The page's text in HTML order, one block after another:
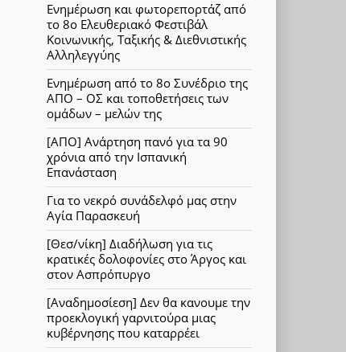
Ενημέρωση και φωτορεπορτάζ από
το 8ο Ελευθεριακό Φεστιβάλ
Κοινωνικής, Ταξικής & Διεθνιστικής
Αλληλεγγύης
Ενημέρωση από το 8ο Συνέδριο της
ΑΠΟ – ΟΣ και τοποθετήσεις των
ομάδων – μελών της
[ΑΠΟ] Ανάρτηση πανό για τα 90
χρόνια από την Ισπανική
Επανάσταση
Για το νεκρό συνάδελφό μας στην
Αγία Παρασκευή
[Θεσ/νίκη] Διαδήλωση για τις
κρατικές δολοφονίες στο Άργος και
στον Ασπρόπυργο
[Αναδημοσίεση] Δεν θα κανουμε την
προεκλογική γαρνιτούρα μιας
κυβέρνησης που καταρρέει